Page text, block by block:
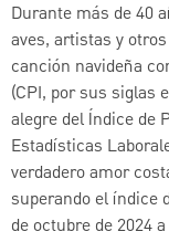
Durante más de 40
aves, artistas y
canción navideña
(CPI, por sus siglas
alegre del Índice de
Estadísticas
verdadero amor
superando el índice
de octubre de 2024